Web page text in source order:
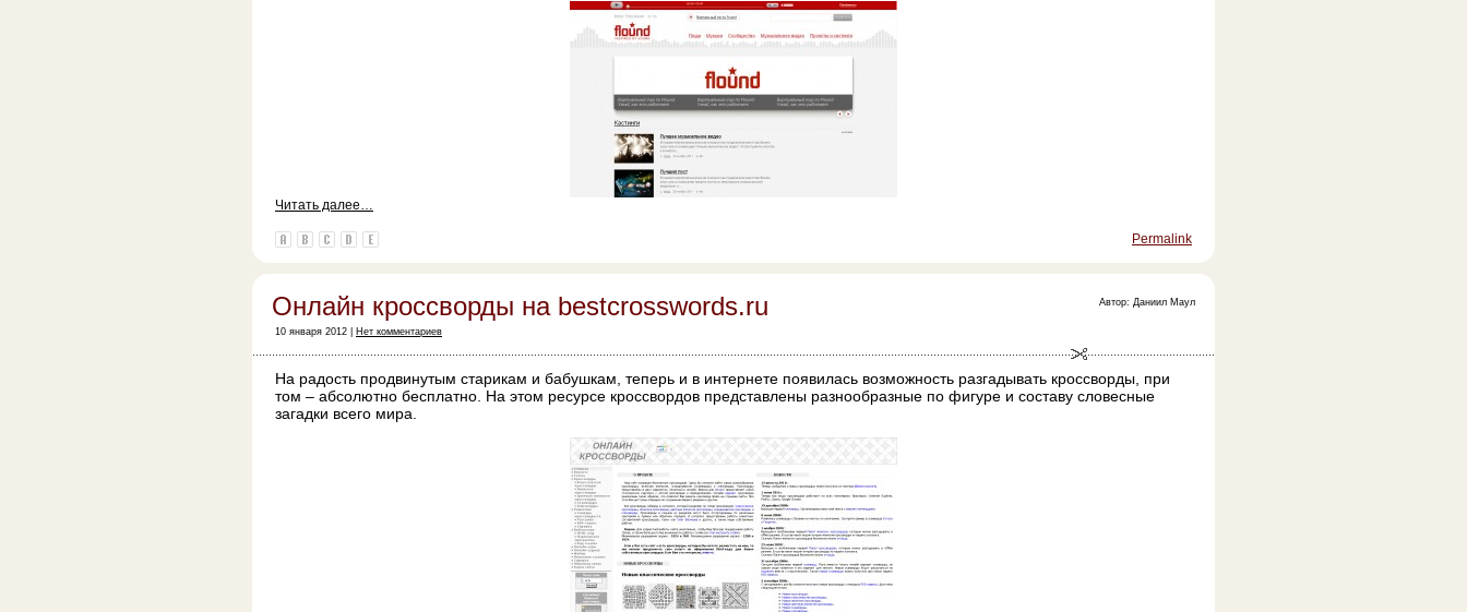
Читать далее…
Permalink
Онлайн кроссворды на bestcrosswords.ru
10 января 2012 | Нет комментариев
Автор: Даниил Маул
На радость продвинутым старикам и бабушкам, теперь и в интернете появилась возможность разгадывать кроссворды, при
том – абсолютно бесплатно. На этом ресурсе кроссвордов представлены разнообразные по фигуре и составу словесные
загадки всего мира.